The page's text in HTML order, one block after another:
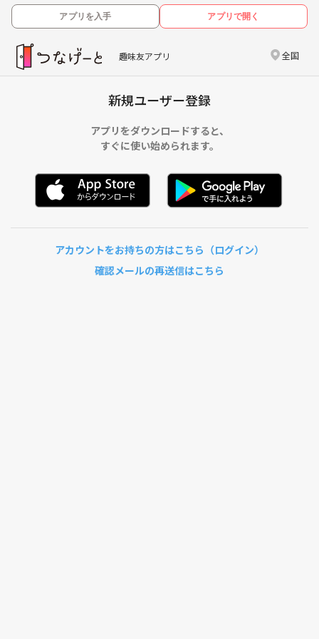
アプリを入手 アプリで開く
趣味友アプリ 全国
新規ユーザー登録
アプリをダウンロードすると、
すぐに使い始められます。
アカウントをお持ちの方はこちら（ログイン）
確認メールの再送信はこちら